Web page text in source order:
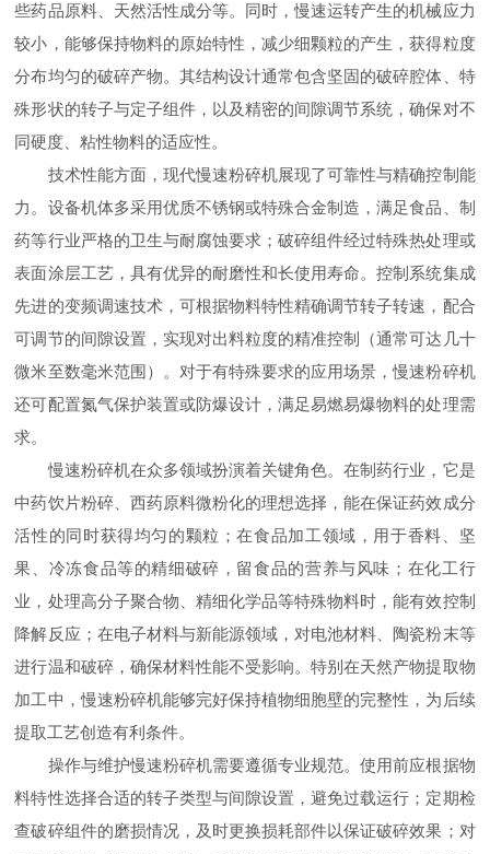
些药品原料、天然活性成分等。同时，慢速运转产生的机械应力
较小，能够保持物料的原始特性，减少细颗粒的产生，获得粒度
分布均匀的破碎产物。其结构设计通常包含坚固的破碎腔体、特
殊形状的转子与定子组件，以及精密的间隙调节系统，确保对不
同硬度、粘性物料的适应性。
技术性能方面，现代慢速粉碎机展现了可靠性与精确控制能
力。设备机体多采用优质不锈钢或特殊合金制造，满足食品、制
药等行业严格的卫生与耐腐蚀要求；破碎组件经过特殊热处理或
表面涂层工艺，具有优异的耐磨性和长使用寿命。控制系统集成
先进的变频调速技术，可根据物料特性精确调节转子转速，配合
可调节的间隙设置，实现对出料粒度的精准控制（通常可达几十
微米至数毫米范围）。对于有特殊要求的应用场景，慢速粉碎机
还可配置氮气保护装置或防爆设计，满足易燃易爆物料的处理需
求。
慢速粉碎机在众多领域扮演着关键角色。在制药行业，它是
中药饮片粉碎、西药原料微粉化的理想选择，能在保证药效成分
活性的同时获得均匀的颗粒；在食品加工领域，用于香料、坚
果、冷冻食品等的精细破碎，留食品的营养与风味；在化工行
业，处理高分子聚合物、精细化学品等特殊物料时，能有效控制
降解反应；在电子材料与新能源领域，对电池材料、陶瓷粉末等
进行温和破碎，确保材料性能不受影响。特别在天然产物提取物
加工中，慢速粉碎机能够完好保持植物细胞壁的完整性，为后续
提取工艺创造有利条件。
操作与维护慢速粉碎机需要遵循专业规范。使用前应根据物
料特性选择合适的转子类型与间隙设置，避免过载运行；定期检
查破碎组件的磨损情况，及时更换损耗部件以保证破碎效果；对